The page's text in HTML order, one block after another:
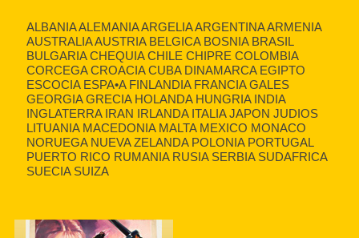
ALBANIA ALEMANIA ARGELIA ARGENTINA ARMENIA
AUSTRALIA AUSTRIA BELGICA BOSNIA BRASIL
BULGARIA CHEQUIA CHILE CHIPRE COLOMBIA
CORCEGA CROACIA CUBA DINAMARCA EGIPTO
ESCOCIA ESPA•A FINLANDIA FRANCIA GALES
GEORGIA GRECIA HOLANDA HUNGRIA INDIA
INGLATERRA IRAN IRLANDA ITALIA JAPON JUDIOS
LITUANIA MACEDONIA MALTA MEXICO MONACO
NORUEGA NUEVA ZELANDA POLONIA PORTUGAL
PUERTO RICO RUMANIA RUSIA SERBIA SUDAFRICA
SUECIA SUIZA